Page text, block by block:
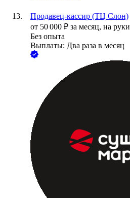
Продавец-кассир (ТЦ Слон)
от 50 000 ₽ за месяц, на руки
Без опыта
Выплаты: Два раза в месяц